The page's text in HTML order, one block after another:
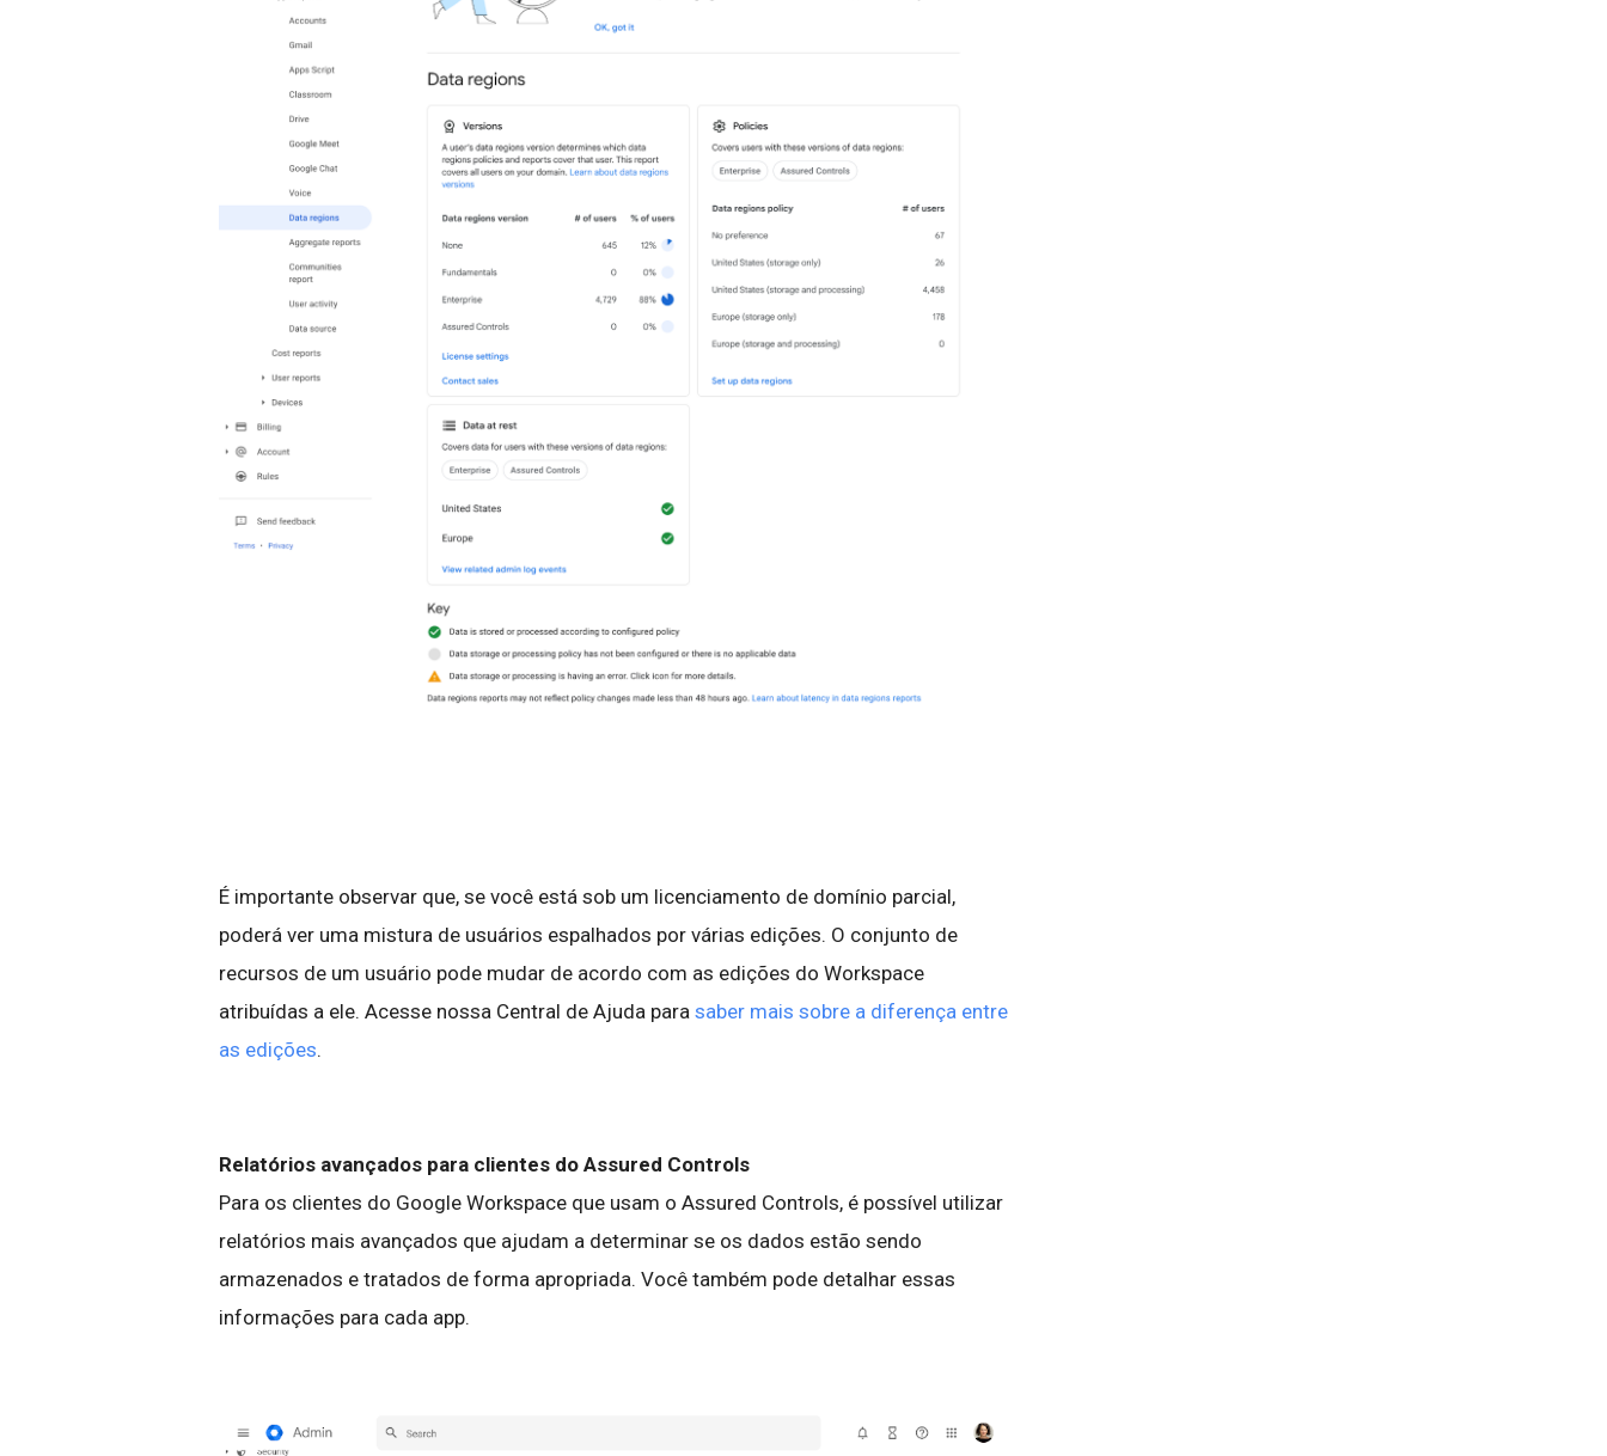
É importante observar que, se você está sob um licenciamento de domínio parcial,
poderá ver uma mistura de usuários espalhados por várias edições. O conjunto de
recursos de um usuário pode mudar de acordo com as edições do Workspace
atribuídas a ele. Acesse nossa Central de Ajuda para saber mais sobre a diferença entre
as edições.
Relatórios avançados para clientes do Assured Controls
Para os clientes do Google Workspace que usam o Assured Controls, é possível utilizar
relatórios mais avançados que ajudam a determinar se os dados estão sendo
armazenados e tratados de forma apropriada. Você também pode detalhar essas
informações para cada app.